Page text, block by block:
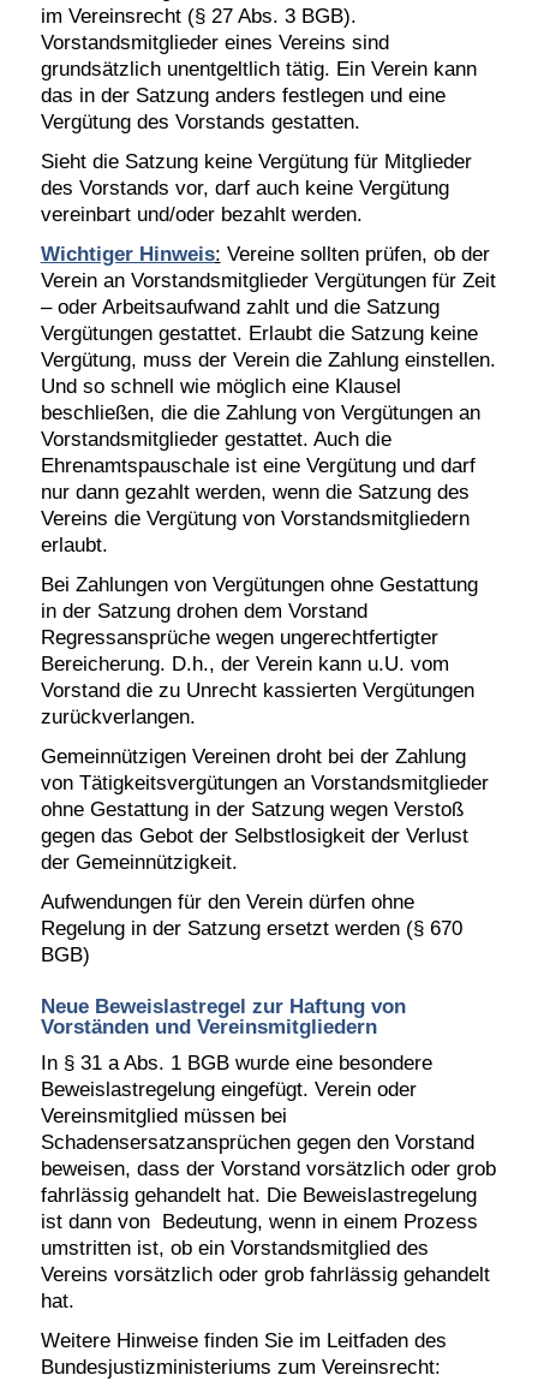
im Vereinsrecht (§ 27 Abs. 3 BGB).
Vorstandsmitglieder eines Vereins sind
grundsätzlich unentgeltlich tätig. Ein Verein kann
das in der Satzung anders festlegen und eine
Vergütung des Vorstands gestatten.
Sieht die Satzung keine Vergütung für Mitglieder
des Vorstands vor, darf auch keine Vergütung
vereinbart und/oder bezahlt werden.
Wichtiger Hinweis: Vereine sollten prüfen, ob der
Verein an Vorstandsmitglieder Vergütungen für Zeit
– oder Arbeitsaufwand zahlt und die Satzung
Vergütungen gestattet. Erlaubt die Satzung keine
Vergütung, muss der Verein die Zahlung einstellen.
Und so schnell wie möglich eine Klausel
beschließen, die die Zahlung von Vergütungen an
Vorstandsmitglieder gestattet. Auch die
Ehrenamtspauschale ist eine Vergütung und darf
nur dann gezahlt werden, wenn die Satzung des
Vereins die Vergütung von Vorstandsmitgliedern
erlaubt.
Bei Zahlungen von Vergütungen ohne Gestattung
in der Satzung drohen dem Vorstand
Regressansprüche wegen ungerechtfertigter
Bereicherung. D.h., der Verein kann u.U. vom
Vorstand die zu Unrecht kassierten Vergütungen
zurückverlangen.
Gemeinnützigen Vereinen droht bei der Zahlung
von Tätigkeitsvergütungen an Vorstandsmitglieder
ohne Gestattung in der Satzung wegen Verstoß
gegen das Gebot der Selbstlosigkeit der Verlust
der Gemeinnützigkeit.
Aufwendungen für den Verein dürfen ohne
Regelung in der Satzung ersetzt werden (§ 670
BGB)
Neue Beweislastregel zur Haftung von
Vorständen und Vereinsmitgliedern
In § 31 a Abs. 1 BGB wurde eine besondere
Beweislastregelung eingefügt. Verein oder
Vereinsmitglied müssen bei
Schadensersatzansprüchen gegen den Vorstand
beweisen, dass der Vorstand vorsätzlich oder grob
fahrlässig gehandelt hat. Die Beweislastregelung
ist dann von Bedeutung, wenn in einem Prozess
umstritten ist, ob ein Vorstandsmitglied des
Vereins vorsätzlich oder grob fahrlässig gehandelt
hat.
Weitere Hinweise finden Sie im Leitfaden des
Bundesjustizministeriums zum Vereinsrecht: